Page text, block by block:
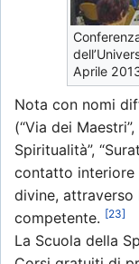
Aprile
Nota con nomi
(“Via dei Maestri”,
Spiritualità”,
contatto interiore
divine, attraverso
competente. [23]
La Scuola della